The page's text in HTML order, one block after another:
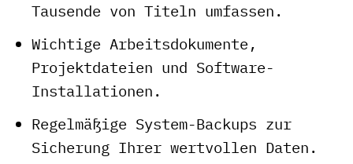
Tausende von Titeln umfassen.
Wichtige Arbeitsdokumente,
Projektdateien und Software-
Installationen.
Regelmäßige System-Backups zur
Sicherung Ihrer wertvollen Daten.